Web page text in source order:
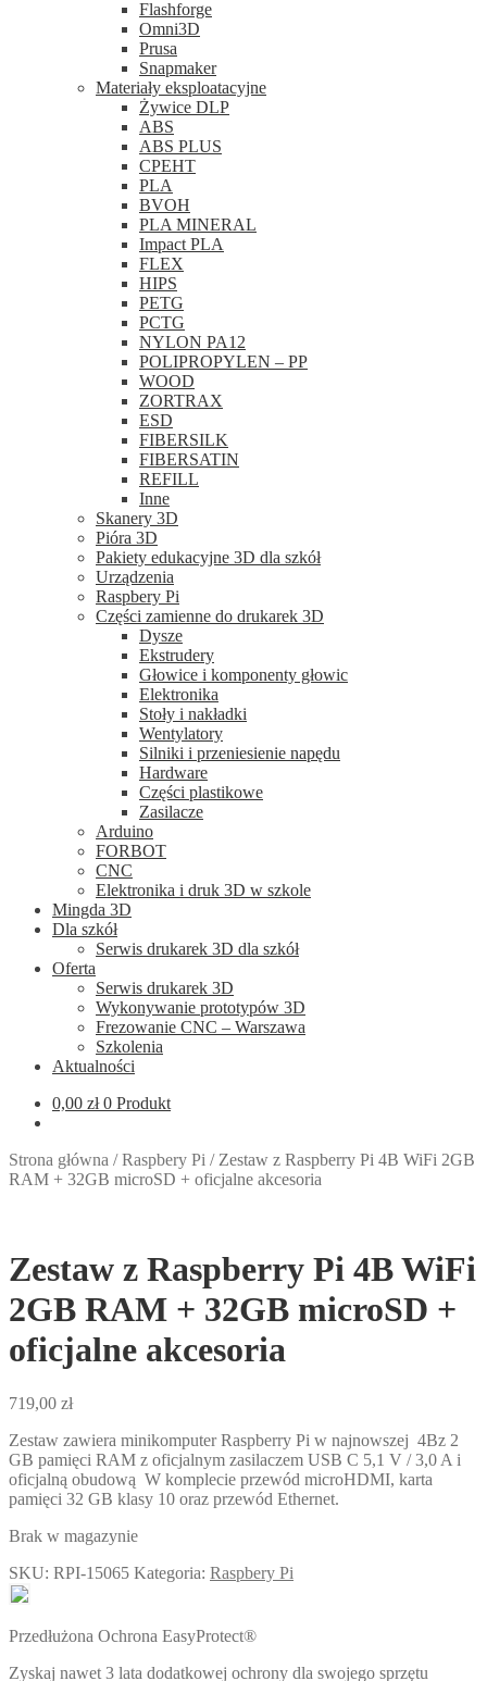
Flashforge
Omni3D
Prusa
Snapmaker
Materiały eksploatacyjne
Żywice DLP
ABS
ABS PLUS
CPEHT
PLA
BVOH
PLA MINERAL
Impact PLA
FLEX
HIPS
PETG
PCTG
NYLON PA12
POLIPROPYLEN – PP
WOOD
ZORTRAX
ESD
FIBERSILK
FIBERSATIN
REFILL
Inne
Skanery 3D
Pióra 3D
Pakiety edukacyjne 3D dla szkół
Urządzenia
Raspbery Pi
Części zamienne do drukarek 3D
Dysze
Ekstrudery
Głowice i komponenty głowic
Elektronika
Stoły i nakładki
Wentylatory
Silniki i przeniesienie napędu
Hardware
Części plastikowe
Zasilacze
Arduino
FORBOT
CNC
Elektronika i druk 3D w szkole
Mingda 3D
Dla szkół
Serwis drukarek 3D dla szkół
Oferta
Serwis drukarek 3D
Wykonywanie prototypów 3D
Frezowanie CNC – Warszawa
Szkolenia
Aktualności
0,00 zł 0 Produkt
Strona główna /Raspbery Pi / Zestaw z Raspberry Pi 4B WiFi 2GB
RAM + 32GB microSD + oficjalne akcesoria
Zestaw z Raspberry Pi 4B WiFi
2GB RAM + 32GB microSD +
oficjalne akcesoria
719,00 zł
Zestaw zawiera minikomputer Raspberry Pi w najnowszej 4Bz 2
GB pamięci RAM z oficjalnym zasilaczem USB C 5,1 V / 3,0 A i
oficjalną obudową W komplecie przewód microHDMI, karta
pamięci 32 GB klasy 10 oraz przewód Ethernet.
Brak w magazynie
SKU: RPI-15065 Kategoria: Raspbery Pi
Przedłużona Ochrona EasyProtect®
Zyskaj nawet 3 lata dodatkowej ochrony dla swojego sprzętu